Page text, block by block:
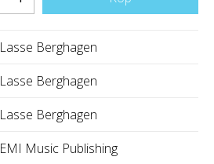
Lasse Berghagen
Lasse Berghagen
Lasse Berghagen
EMI Music Publishing